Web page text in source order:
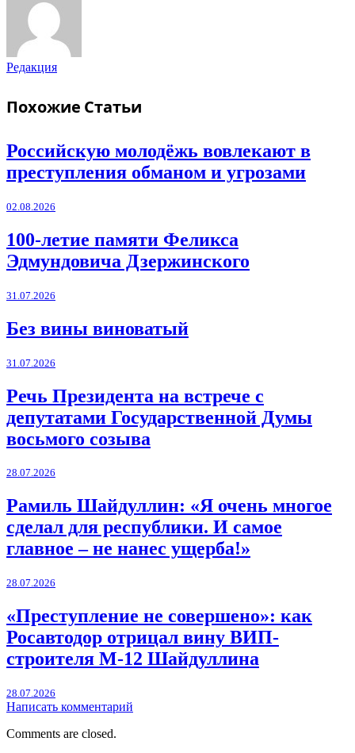
Редакция
Похожие Статьи
Российскую молодёжь вовлекают в
преступления обманом и угрозами
02.08.2026
100-летие памяти Феликса
Эдмундовича Дзержинского
31.07.2026
Без вины виноватый
31.07.2026
Речь Президента на встрече с
депутатами Государственной Думы
восьмого созыва
28.07.2026
Рамиль Шайдуллин: «Я очень многое
сделал для республики. И самое
главное – не нанес ущерба!»
28.07.2026
«Преступление не совершено»: как
Росавтодор отрицал вину ВИП-
строителя М-12 Шайдуллина
28.07.2026
Написать комментарий
Comments are closed.